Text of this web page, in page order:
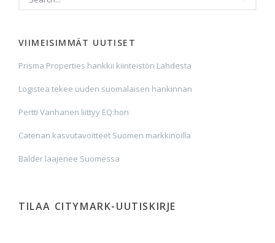
VIIMEISIMMÄT UUTISET
Prisma Properties hankkii kiinteistön Lahdesta
Logistea tekee uuden suomalaisen hankinnan
Pertti Vanhanen liittyy EQ:hon
Catenan kasvutavoitteet Suomen markkinoilla
Balder laajenee Suomessa
TILAA CITYMARK-UUTISKIRJE